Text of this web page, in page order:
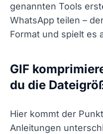
genannten Tools
WhatsApp teilen –
Format und spielt es
GIF
du die
Hier kommt der
Anleitungen